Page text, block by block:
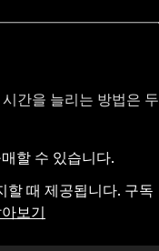
간을 늘리는 방법은 두
할 수 있습니다.
할 때 제공됩니다. 구독
보기